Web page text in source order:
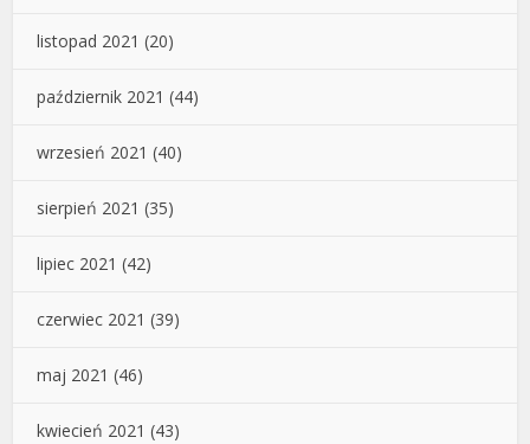
listopad 2021 (20)
październik 2021 (44)
wrzesień 2021 (40)
sierpień 2021 (35)
lipiec 2021 (42)
czerwiec 2021 (39)
maj 2021 (46)
kwiecień 2021 (43)